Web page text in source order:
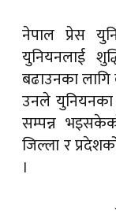
नेपाल प्रेस
युनियनलाई
बढाउनका लागि
उनले
सम्पन्न
जिल्ला र
।